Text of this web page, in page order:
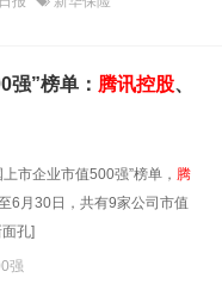
强”榜单： 腾讯控股、
市企业市值500强”榜单， 腾
6月30日，共有9家公司市值
孔]
强